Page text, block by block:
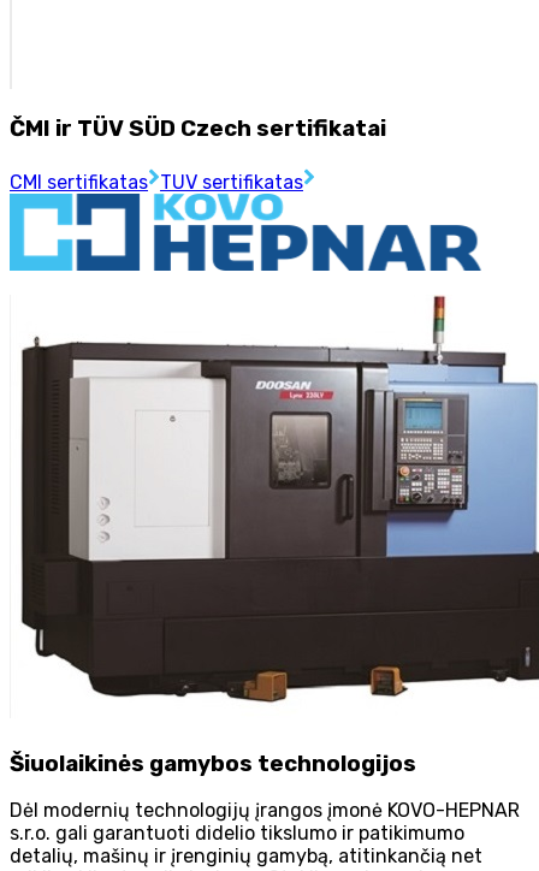
ČMI ir TÜV SÜD Czech sertifikatai
CMI sertifikatas TUV sertifikatas
Šiuolaikinės gamybos technologijos
Dėl modernių technologijų įrangos įmonė KOVO-HEPNAR
s.r.o. gali garantuoti didelio tikslumo ir patikimumo
detalių, mašinų ir įrenginių gamybą, atitinkančią net